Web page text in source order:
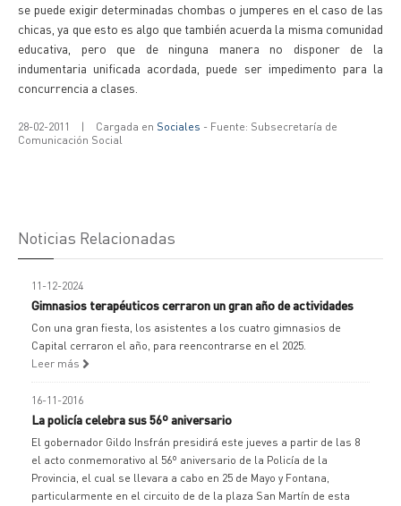
se puede exigir determinadas chombas o jumperes en el caso de las
chicas, ya que esto es algo que también acuerda la misma comunidad
educativa, pero que de ninguna manera no disponer de la
indumentaria unificada acordada, puede ser impedimento para la
concurrencia a clases.
28-02-2011 | Cargada en Sociales - Fuente: Subsecretaría de
Comunicación Social
Noticias Relacionadas
11-12-2024
Gimnasios terapéuticos cerraron un gran año de actividades
Con una gran fiesta, los asistentes a los cuatro gimnasios de
Capital cerraron el año, para reencontrarse en el 2025.
Leer más
16-11-2016
La policía celebra sus 56º aniversario
El gobernador Gildo Insfrán presidirá este jueves a partir de las 8
el acto conmemorativo al 56º aniversario de la Policía de la
Provincia, el cual se llevara a cabo en 25 de Mayo y Fontana,
particularmente en el circuito de de la plaza San Martín de esta